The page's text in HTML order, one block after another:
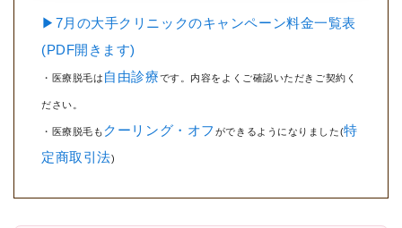
▶7月の大手クリニックのキャンペーン料金一覧表
(PDF開きます)
・医療脱毛は 自由診療です。内容をよくご確認いただきご契約く
ださい。
・医療脱毛も クーリング・オフ ができるようになりました(特
定商取引法)